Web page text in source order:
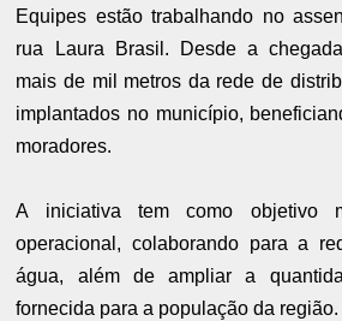
Equipes estão trabalhando no
rua Laura Brasil. Desde a
mais de mil metros da rede de
implantados no município,
moradores.
A iniciativa tem como objetivo
operacional, colaborando para a
água, além de ampliar a
fornecida para a população da região.